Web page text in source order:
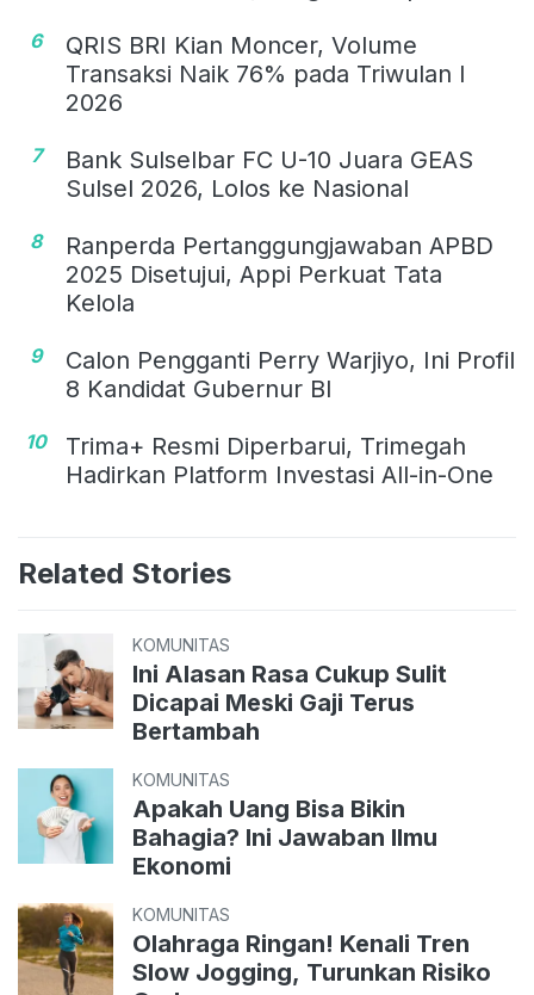
6
QRIS BRI Kian Moncer, Volume
Transaksi Naik 76% pada Triwulan I
2026
7
Bank Sulselbar FC U-10 Juara GEAS
Sulsel 2026, Lolos ke Nasional
8
Ranperda Pertanggungjawaban APBD
2025 Disetujui, Appi Perkuat Tata
Kelola
9
Calon Pengganti Perry Warjiyo, Ini Profil
8 Kandidat Gubernur BI
10
Trima+ Resmi Diperbarui, Trimegah
Hadirkan Platform Investasi All-in-One
Related Stories
KOMUNITAS
Ini Alasan Rasa Cukup Sulit
Dicapai Meski Gaji Terus
Bertambah
KOMUNITAS
Apakah Uang Bisa Bikin
Bahagia? Ini Jawaban Ilmu
Ekonomi
KOMUNITAS
Olahraga Ringan! Kenali Tren
Slow Jogging, Turunkan Risiko